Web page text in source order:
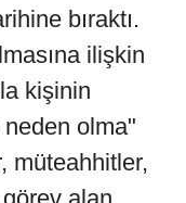
bıraktı.
ilişkin
kişinin
olma"
müteahhitler,